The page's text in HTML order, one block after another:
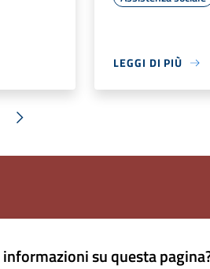
LEGGI DI PIÙ
Successiva »
su questa